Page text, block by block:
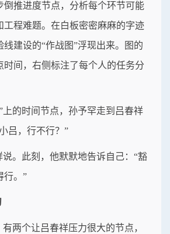
倒推进度节点，分析每个环节可能
工程难题。在白板密密麻麻的字迹
线建设的“作战图”浮现出来。图的
时间，右侧标注了每个人的任务分
上的时间节点，孙予罕走到吕春祥
吕，行不行？”
说。此刻，他默默地告诉自己：“豁
行。”
有两个让吕春祥压力很大的节点，